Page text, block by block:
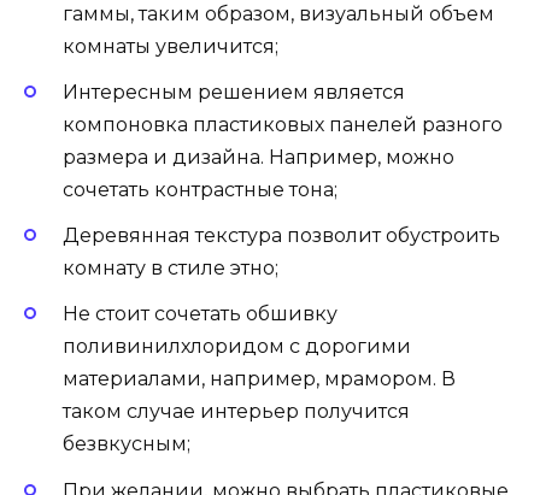
гаммы, таким образом, визуальный объем
комнаты увеличится;
Интересным решением является
компоновка пластиковых панелей разного
размера и дизайна. Например, можно
сочетать контрастные тона;
Деревянная текстура позволит обустроить
комнату в стиле этно;
Не стоит сочетать обшивку
поливинилхлоридом с дорогими
материалами, например, мрамором. В
таком случае интерьер получится
безвкусным;
При желании, можно выбрать пластиковые